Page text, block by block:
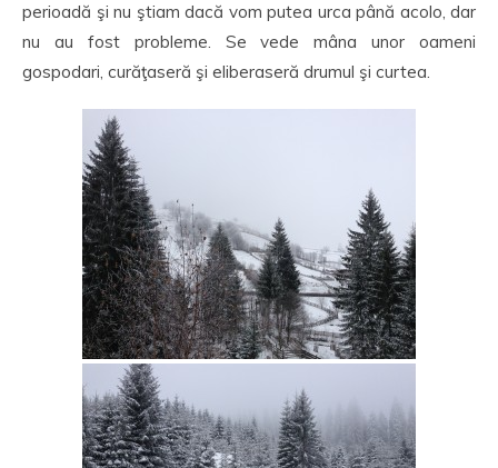
perioadă şi nu ştiam dacă vom putea urca până acolo, dar
nu au fost probleme. Se vede mâna unor oameni
gospodari, curăţaseră şi eliberaseră drumul şi curtea.